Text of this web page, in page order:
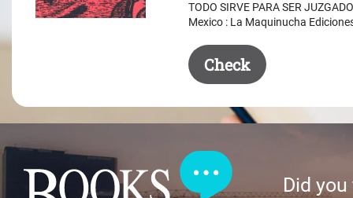
$ 50.50.
$ 35.50.
TODO SIRVE PARA SER
Mexico : La Maquinucha
Check
Did